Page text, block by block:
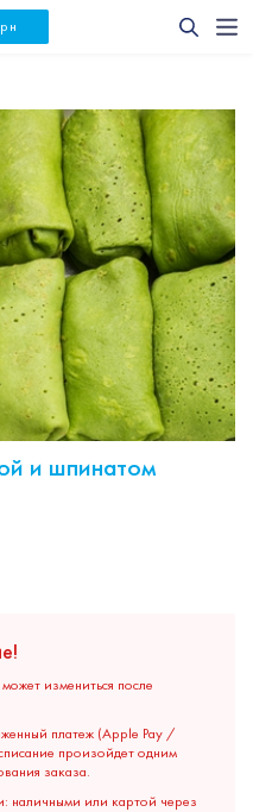
и шпинатом
измениться после
платеж (Apple Pay /
произойдет одним
заказа.
наличными или картой через